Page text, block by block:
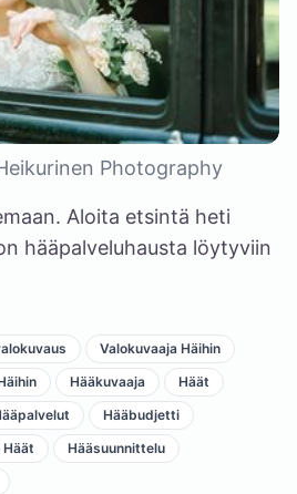
Photography
Aloita etsintä heti
hääpalveluhausta löytyviin
Valokuvaaja Häihin
Hääkuvaaja
Häät
Hääbudjetti
Häät
Hääsuunnittelu